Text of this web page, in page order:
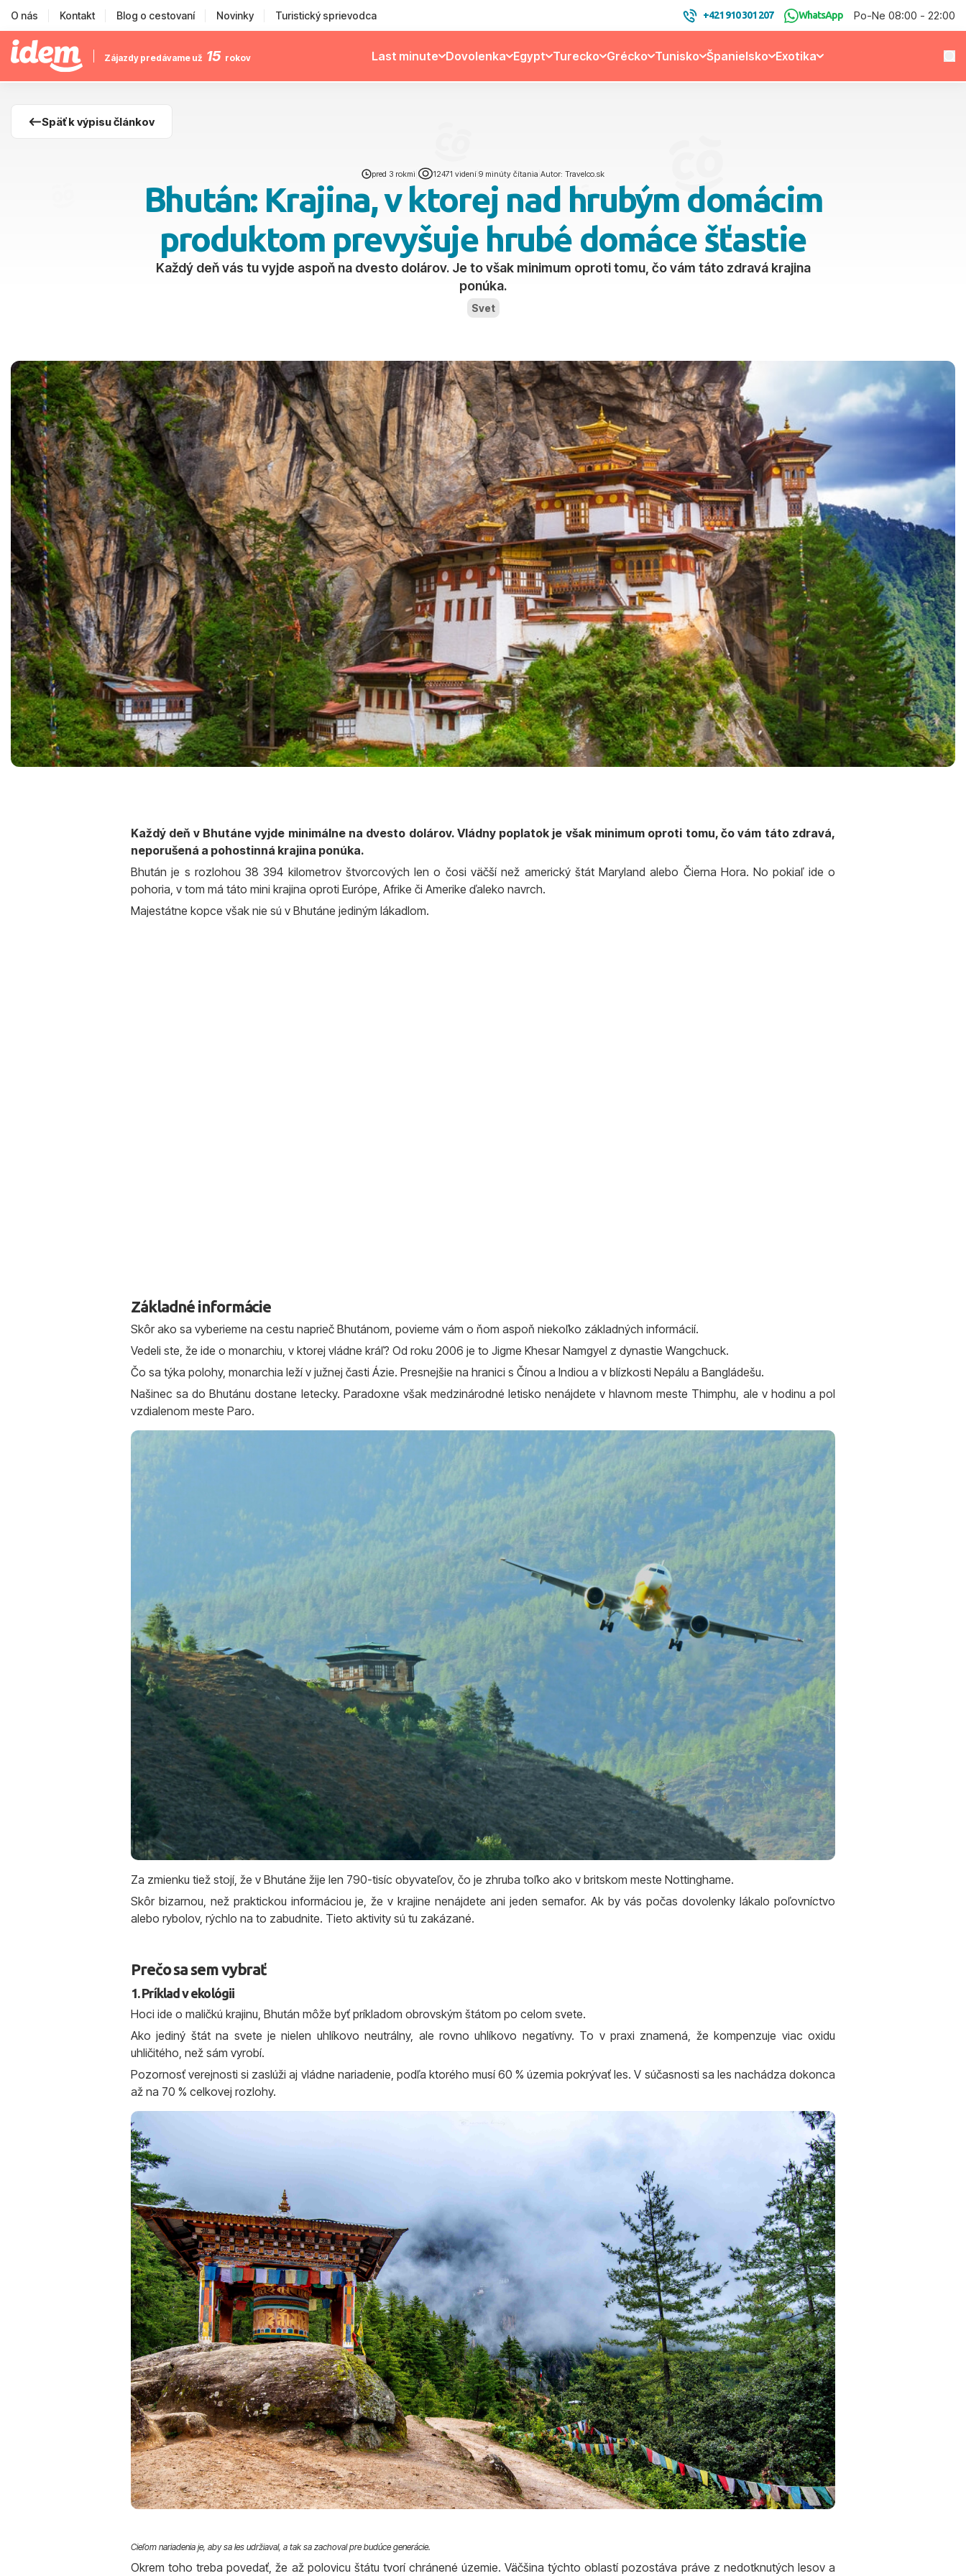
O nás Kontakt Blog o cestovaní Novinky Turistický sprievodca +421 910 301 207 WhatsApp Po-Ne 08:00 - 22:00
Zájazdy predávame už 15 rokov Last minute Dovolenka Egypt Turecko Grécko Tunisko Španielsko Exotika
Späť k výpisu článkov
pred 3 rokmi 12471 videní 9 minúty čítania Autor: Travelco.sk
Bhután: Krajina, v ktorej nad hrubým domácim
produktom prevyšuje hrubé domáce šťastie
Každý deň vás tu vyjde aspoň na dvesto dolárov. Je to však minimum oproti tomu, čo vám táto zdravá krajina
ponúka.
Svet
Každý deň v Bhutáne vyjde minimálne na dvesto dolárov. Vládny poplatok je však minimum oproti tomu, čo vám táto zdravá,
neporušená a pohostinná krajina ponúka.
Bhután je s rozlohou 38 394 kilometrov štvorcových len o čosi väčší než americký štát Maryland alebo Čierna Hora. No pokiaľ ide o
pohoria, v tom má táto mini krajina oproti Európe, Afrike či Amerike ďaleko navrch.
Majestátne kopce však nie sú v Bhutáne jediným lákadlom.
Základné informácie
Skôr ako sa vyberieme na cestu naprieč Bhutánom, povieme vám o ňom aspoň niekoľko základných informácií.
Vedeli ste, že ide o monarchiu, v ktorej vládne kráľ? Od roku 2006 je to Jigme Khesar Namgyel z dynastie Wangchuck.
Čo sa týka polohy, monarchia leží v južnej časti Ázie. Presnejšie na hranici s Čínou a Indiou a v blízkosti Nepálu a Bangládešu.
Našinec sa do Bhutánu dostane letecky. Paradoxne však medzinárodné letisko nenájdete v hlavnom meste Thimphu, ale v hodinu a pol
vzdialenom meste Paro.
Za zmienku tiež stojí, že v Bhutáne žije len 790-tisíc obyvateľov, čo je zhruba toľko ako v britskom meste Nottinghame.
Skôr bizarnou, než praktickou informáciou je, že v krajine nenájdete ani jeden semafor. Ak by vás počas dovolenky lákalo poľovníctvo
alebo rybolov, rýchlo na to zabudnite. Tieto aktivity sú tu zakázané.
Prečo sa sem vybrať
1. Príklad v ekológii
Hoci ide o maličkú krajinu, Bhután môže byť príkladom obrovským štátom po celom svete.
Ako jediný štát na svete je nielen uhlíkovo neutrálny, ale rovno uhlíkovo negatívny. To v praxi znamená, že kompenzuje viac oxidu
uhličitého, než sám vyrobí.
Pozornosť verejnosti si zaslúži aj vládne nariadenie, podľa ktorého musí 60 % územia pokrývať les. V súčasnosti sa les nachádza dokonca
až na 70 % celkovej rozlohy.
Cieľom nariadenia je, aby sa les udržiaval, a tak sa zachoval pre budúce generácie.
Okrem toho treba povedať, že až polovicu štátu tvorí chránené územie. Väčšina týchto oblastí pozostáva práve z nedotknutých lesov a